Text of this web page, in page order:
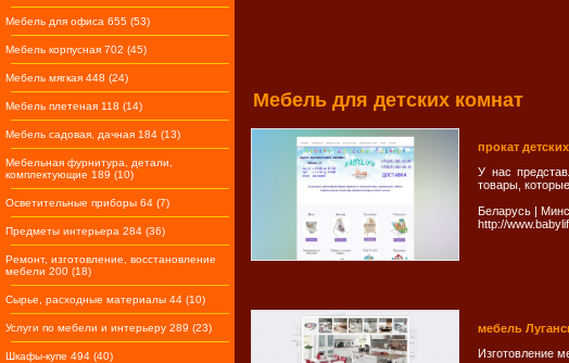
Мебель для офиса 655 (53)
Мебель корпусная 702 (45)
Мебель мягкая 448 (24)
Мебель плетеная 118 (14)
Мебель садовая, дачная 184 (13)
Мебельная фурнитура, детали,
комплектующие 189 (10)
Осветительные приборы 64 (7)
Предметы интерьера 284 (36)
Ремонт, изготовление, восстановление
мебели 200 (18)
Сырье, расходные материалы 44 (10)
Услуги по мебели и интерьеру 289 (23)
Шкафы-купе 494 (40)
Мебель для детских комнат
прокат
У нас
товары,
Беларусь |
http://
мебель
Изготовление